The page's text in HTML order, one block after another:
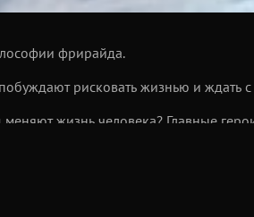
фрирайда.
рисковать жизнью и ждать
жизнь человека? Главные
путешествий и отдыха.